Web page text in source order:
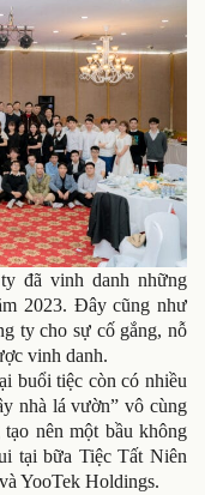
đã vinh danh những
2023. Đây cũng như
ty cho sự cố gắng, nỗ
vinh danh.
buổi tiệc còn có nhiều
nhà lá vườn” vô cùng
nên một bầu không
tại bữa Tiệc Tất Niên
YooTek Holdings.